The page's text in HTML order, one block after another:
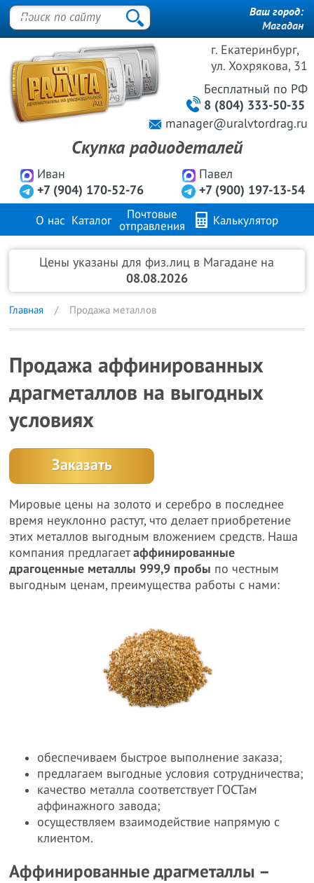
г. Екатеринбург,
ул. Хохрякова, 31
Иван
+7 (904) 170-52-76
Павел
+7 (900) 197-13-54
Бесплатный по РФ
8 (804) 333-50-35
manager@uralvtordrag.ru
Скупка радиодеталей
Ваш город:
Магадан
О нас Каталог
Почтовые
отправления
Калькулятор
Продажа металлов Контакты
Цены указаны для физ.лиц в Магадане на
08.08.2026
Главная Продажа металлов
Продажа аффинированных
драгметаллов на выгодных
условиях
Заказать
Мировые цены на золото и серебро в последнее
время неуклонно растут, что делает приобретение
этих металлов выгодным вложением средств. Наша
компания предлагаетаффинированные
драгоценные металлы 999,9 пробы по честным
выгодным ценам, преимущества работы с нами:
обеспечиваем быстрое выполнение заказа;
предлагаем выгодные условия сотрудничества;
качество металла соответствует ГОСТам
аффинажного завода;
осуществляем взаимодействие напрямую с
клиентом.
Аффинированные драгметаллы –